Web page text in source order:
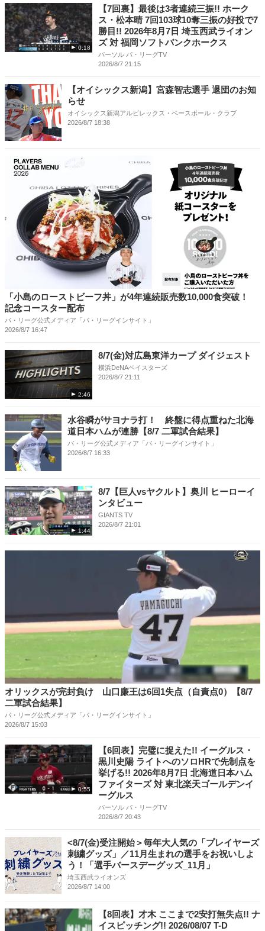
0:18
【7回裏】最後は3者連続三振!! ホーク
ス・松本晴 7回103球10奪三振の好投で7
勝目!! 2026年8月7日 埼玉西武ライオン
ズ 対 福岡ソフトバンクホークス
パーソル パ・リーグTV
2026/8/7 21:15
【オイシックス新潟】宮森智志選手 退団のお知
らせ
オイシックス新潟アルビレックス・ベースボール・クラブ
2026/8/7 18:38
「小島のローストビーフ丼」が4年連続販売数10,000食突破！
記念コースター配布
パ・リーグ公式メディア「パ・リーグインサイト」
2026/8/7 16:47
2:46
8/7(金)対広島東洋カープ ダイジェスト
横浜DeNAベイスターズ
2026/8/7 21:11
水谷瞬がサヨナラ打！ 終盤に得点重ねた北海
道日本ハムが連勝【8/7 二軍試合結果】
パ・リーグ公式メディア「パ・リーグインサイト」
2026/8/7 16:33
1:44
8/7【巨人vsヤクルト】奥川 ヒーローイ
ンタビュー
GIANTS TV
2026/8/7 21:01
オリックスが完封負け 山口廉王は6回1失点（自責点0）【8/7
二軍試合結果】
パ・リーグ公式メディア「パ・リーグインサイト」
2026/8/7 15:03
0:55
【6回表】完璧に捉えた!! イーグルス・
黒川史陽 ライトへのソロHRで先制点を
挙げる!! 2026年8月7日 北海道日本ハム
ファイターズ 対 東北楽天ゴールデンイ
ーグルス
パーソル パ・リーグTV
2026/8/7 20:43
<8/7(金)受注開始＞毎年大人気の「プレイヤーズ
刺繍グッズ」／11月生まれの選手をお祝いしよ
う！「選手バースデーグッズ_11月」
埼玉西武ライオンズ
2026/8/7 14:00
【8回表】才木 ここまで2安打無失点!! ナ
イスピッチング!! 2026/08/07 T-D